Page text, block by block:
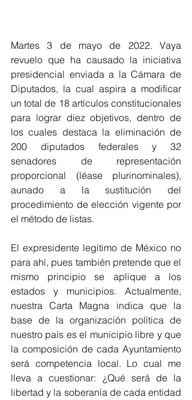
Martes 3 de mayo de 2022. Vaya
revuelo que ha causado la iniciativa
presidencial enviada a la Cámara de
Diputados, la cual aspira a modificar
un total de 18 artículos constitucionales
para lograr diez objetivos, dentro de
los cuales destaca la eliminación de
200 diputados federales y 32
senadores de representación
proporcional (léase plurinominales),
aunado a la sustitución del
procedimiento de elección vigente por
el método de listas.
El expresidente legítimo de México no
para ahí, pues también pretende que el
mismo principio se aplique a los
estados y municipios. Actualmente,
nuestra Carta Magna indica que la
base de la organización política de
nuestro país es el municipio libre y que
la composición de cada Ayuntamiento
será competencia local. Lo cual me
lleva a cuestionar: ¿Qué será de la
libertad y la soberanía de cada entidad